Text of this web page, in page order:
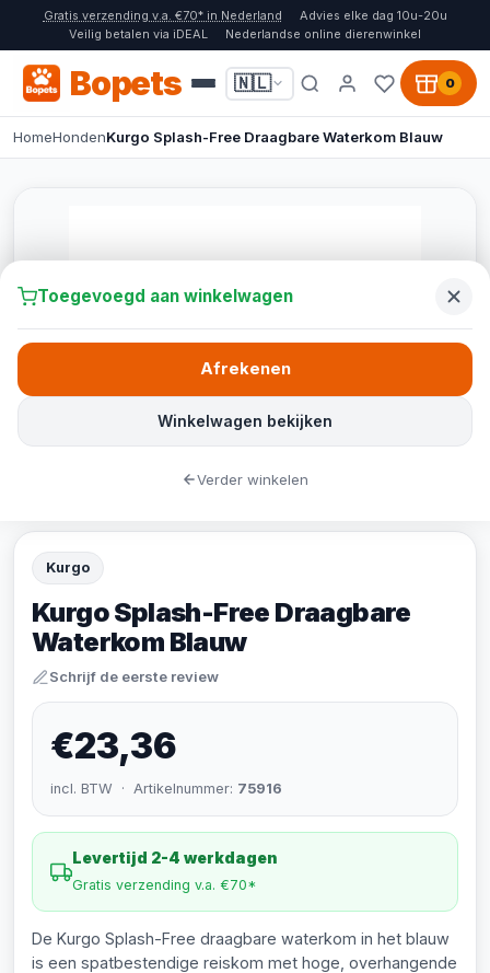
Gratis verzending v.a. €70* in Nederland
Advies elke dag 10u-20u
Veilig betalen via iDEAL
Nederlandse online dierenwinkel
Bopets 🇳🇱 0
HomeHondenKurgo Splash-Free Draagbare Waterkom Blauw
Kurgo
Kurgo Splash-Free Draagbare
Waterkom Blauw
Schrijf de eerste review
€23,36
incl. BTW · Artikelnummer: 75916
Levertijd 2-4 werkdagen
Gratis verzending v.a. €70*
De Kurgo Splash-Free draagbare waterkom in het blauw
is een spatbestendige reiskom met hoge, overhangende
Toegevoegd aan winkelwagen
Winkelwagen bekijken
Afrekenen
Verder winkelen